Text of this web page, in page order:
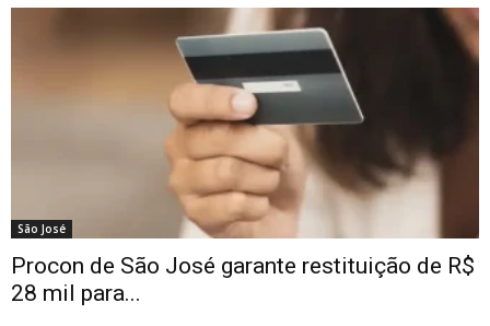
São José
Procon de São José garante restituição de R$
28 mil para...